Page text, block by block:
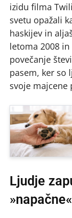
izidu filma
svetu opažali
haskijev in
letoma 2008
povečanje
pasem, ker so
svoje majcene
Ljudje